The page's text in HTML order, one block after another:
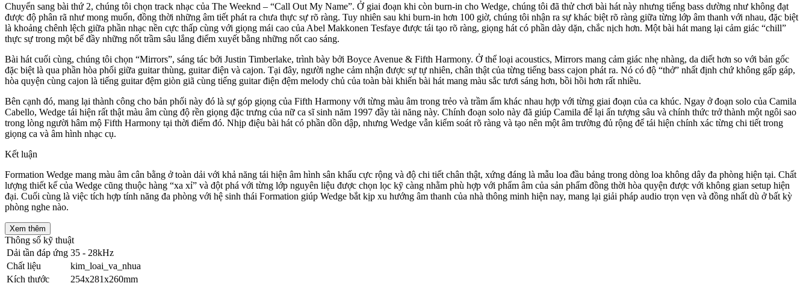
Chuyển sang bài thứ 2, chúng tôi chọn track nhạc của The Weeknd – “Call Out My Name”. Ở giai đoạn khi còn burn-in cho Wedge, chúng tôi đã thử chơi bài hát này nhưng tiếng bass dường như không đạt
được độ phân rã như mong muốn, đồng thời những âm tiết phát ra chưa thực sự rõ ràng. Tuy nhiên sau khi burn-in hơn 100 giờ, chúng tôi nhận ra sự khác biệt rõ ràng giữa từng lớp âm thanh với nhau, đặc biệt
là khoảng chênh lệch giữa phần nhạc nền cực thấp cùng với giọng mái cao của Abel Makkonen Tesfaye được tái tạo rõ ràng, giọng hát có phần dày dặn, chắc nịch hơn. Một bài hát mang lại cảm giác “chill”
thực sự trong một bể đầy những nốt trầm sâu lắng điểm xuyết bằng những nốt cao sáng.
Bài hát cuối cùng, chúng tôi chọn “Mirrors”, sáng tác bởi Justin Timberlake, trình bày bởi Boyce Avenue & Fifth Harmony. Ở thể loại acoustics, Mirrors mang cảm giác nhẹ nhàng, da diết hơn so với bản gốc
đặc biệt là qua phần hòa phối giữa guitar thùng, guitar điện và cajon. Tại đây, người nghe cảm nhận được sự tự nhiên, chân thật của từng tiếng bass cajon phát ra. Nó có độ “thở” nhất định chứ không gấp gáp,
hòa quyện cùng cajon là tiếng guitar đệm giòn giã cùng tiếng guitar điện đệm melody chủ của toàn bài khiến bài hát mang màu sắc tươi sáng hơn, bồi hồi hơn rất nhiều.
Bên cạnh đó, mang lại thành công cho bản phối này đó là sự góp giọng của Fifth Harmony với từng màu âm trong trẻo và trầm ấm khác nhau hợp với từng giai đoạn của ca khúc. Ngay ở đoạn solo của Camila
Cabello, Wedge tái hiện rất thật màu âm cùng độ rền giọng đặc trưng của nữ ca sĩ sinh năm 1997 đầy tài năng này. Chính đoạn solo này đã giúp Camila để lại ấn tượng sâu và chính thức trở thành một ngôi sao
trong lòng người hâm mộ Fifth Harmony tại thời điểm đó. Nhịp điệu bài hát có phần dồn dập, nhưng Wedge vẫn kiểm soát rõ ràng và tạo nên một âm trường đủ rộng để tái hiện chính xác từng chi tiết trong
giọng ca và âm hình nhạc cụ.
Kết luận
Formation Wedge mang màu âm cân bằng ở toàn dải với khả năng tái hiện âm hình sân khấu cực rộng và độ chi tiết chân thật, xứng đáng là mẫu loa đầu bảng trong dòng loa không dây đa phòng hiện tại. Chất
lượng thiết kế của Wedge cũng thuộc hàng “xa xỉ” và đột phá với từng lớp nguyên liệu được chọn lọc kỹ càng nhằm phù hợp với phẩm âm của sản phẩm đồng thời hòa quyện được với không gian setup hiện
đại. Cuối cùng là việc tích hợp tính năng đa phòng với hệ sinh thái Formation giúp Wedge bắt kịp xu hướng âm thanh của nhà thông minh hiện nay, mang lại giải pháp audio trọn vẹn và đồng nhất dù ở bất kỳ
phòng nghe nào.
Xem thêm
Thông số kỹ thuật
Dải tần đáp ứng 35 - 28kHz
Chất liệu
kim_loai_va_nhua
Kích thước
254x281x260mm